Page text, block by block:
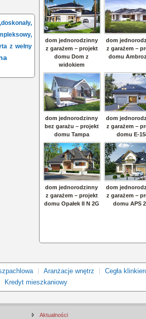
doskonały,
z wełny
Aranżacje wnętrz
Cegła
Kredyt mieszkaniowy
Aktualności